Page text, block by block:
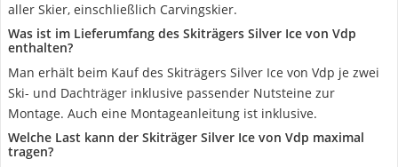
aller Skier, einschließlich Carvingskier.
Was ist im Lieferumfang des Skiträgers Silver Ice von Vdp
enthalten?
Man erhält beim Kauf des Skiträgers Silver Ice von Vdp je zwei
Ski- und Dachträger inklusive passender Nutsteine zur
Montage. Auch eine Montageanleitung ist inklusive.
Welche Last kann der Skiträger Silver Ice von Vdp maximal
tragen?